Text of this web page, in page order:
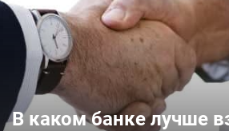
В каком банке лучше